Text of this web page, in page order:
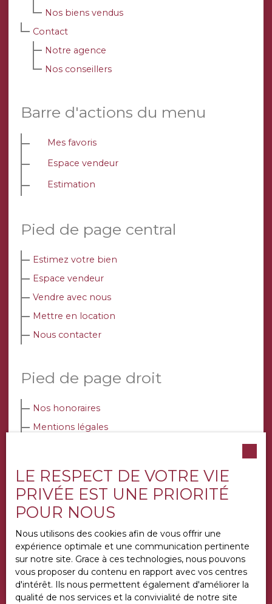
Nos biens vendus
Contact
Notre agence
Nos conseillers
Barre d'actions du menu
Mes favoris
Espace vendeur
Estimation
Pied de page central
Estimez votre bien
Espace vendeur
Vendre avec nous
Mettre en location
Nous contacter
Pied de page droit
Nos honoraires
Mentions légales
Autres pages
Maisons à vendre à Viarmes (95270)
L'immobilier à Viarmes
Appartements à louer à Viarmes (95270)
LE RESPECT DE VOTRE VIE
PRIVÉE EST UNE PRIORITÉ
POUR NOUS
Nous utilisons des cookies afin de vous offrir une
expérience optimale et une communication pertinente
sur notre site. Grace à ces technologies, nous pouvons
vous proposer du contenu en rapport avec vos centres
d'intérêt. Ils nous permettent également d'améliorer la
qualité de nos services et la convivialité de notre site